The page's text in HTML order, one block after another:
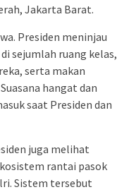
Jakarta Barat.
Presiden meninjau
sejumlah ruang kelas,
serta makan
hangat dan
saat Presiden dan
juga melihat
rantai pasok
Sistem tersebut